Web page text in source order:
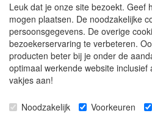
Leuk dat je onze site bezoekt. Geef
mogen plaatsen. De noodzakelijke
persoonsgegevens. De overige
bezoekerservaring te verbeteren.
producten beter bij je onder de
optimaal werkende website
vakjes aan!
Noodzakelijk Voorkeuren